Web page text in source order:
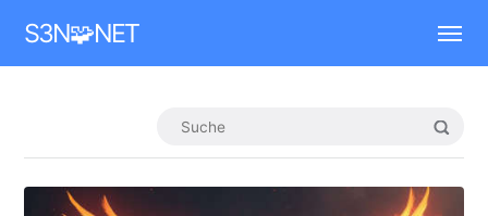
S3N🧩NET